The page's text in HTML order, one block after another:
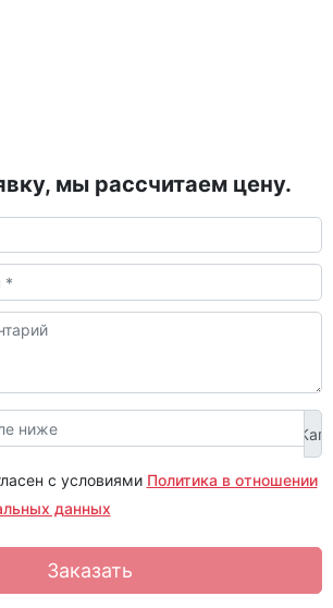
мы рассчитаем цену.
с условиями Политика в отношении
данных
Заказать